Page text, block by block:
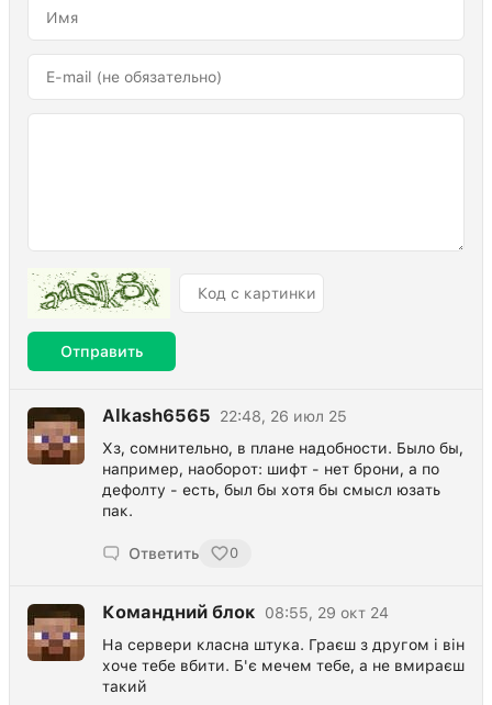
Отправить
Alkash6565
22:48, 26 июл 25
Хз, сомнительно, в плане надобности. Было бы,
например, наоборот: шифт - нет брони, а по
дефолту - есть, был бы хотя бы смысл юзать
пак.
Ответить 0
Командний блок
08:55, 29 окт 24
На сервери класна штука. Граєш з другом і він
хоче тебе вбити. Б'є мечем тебе, а не вмираєш
такий